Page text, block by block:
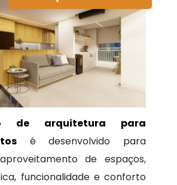
de arquitetura para
é desenvolvido para
de espaços,
funcionalidade e conforto